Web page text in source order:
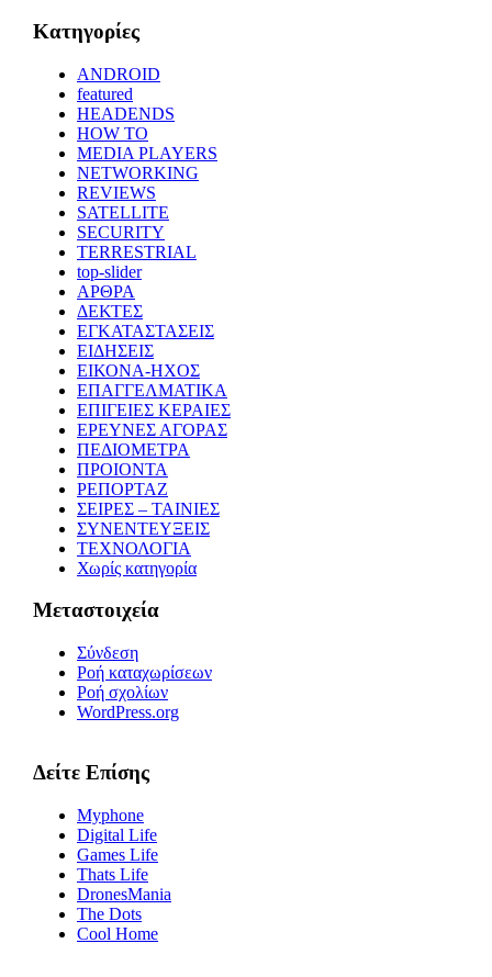
Kατηγορίες
ANDROID
featured
HEADENDS
HOW TO
MEDIA PLAYERS
NETWORKING
REVIEWS
SATELLITE
SECURITY
TERRESTRIAL
top-slider
ΑΡΘΡΑ
ΔΕΚΤΕΣ
ΕΓΚΑΤΑΣΤΑΣΕΙΣ
ΕΙΔΗΣΕΙΣ
ΕΙΚΟΝΑ-ΗΧΟΣ
ΕΠΑΓΓΕΛΜΑΤΙΚΑ
ΕΠΙΓΕΙΕΣ ΚΕΡΑΙΕΣ
ΕΡΕΥΝΕΣ ΑΓΟΡΑΣ
ΠΕΔΙΟΜΕΤΡΑ
ΠΡΟΙΟΝΤΑ
ΡΕΠΟΡΤΑΖ
ΣΕΙΡΕΣ – ΤΑΙΝΙΕΣ
ΣΥΝΕΝΤΕΥΞΕΙΣ
ΤΕΧΝΟΛΟΓΙΑ
Χωρίς κατηγορία
Μεταστοιχεία
Σύνδεση
Ροή καταχωρίσεων
Ροή σχολίων
WordPress.org
Δείτε Επίσης
Myphone
Digital Life
Games Life
Thats Life
DronesMania
The Dots
Cool Home